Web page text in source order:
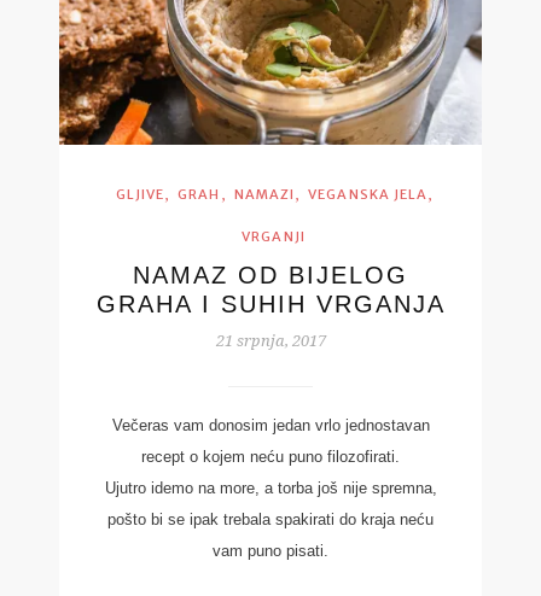
GLJIVE, GRAH , NAMAZI , VEGANSKA JELA,
VRGANJI
NAMAZ OD BIJELOG
GRAHA I SUHIH VRGANJA
21 srpnja, 2017
Večeras vam donosim jedan vrlo jednostavan
recept o kojem neću puno filozofirati.
Ujutro idemo na more, a torba još nije spremna,
pošto bi se ipak trebala spakirati do kraja neću
vam puno pisati.